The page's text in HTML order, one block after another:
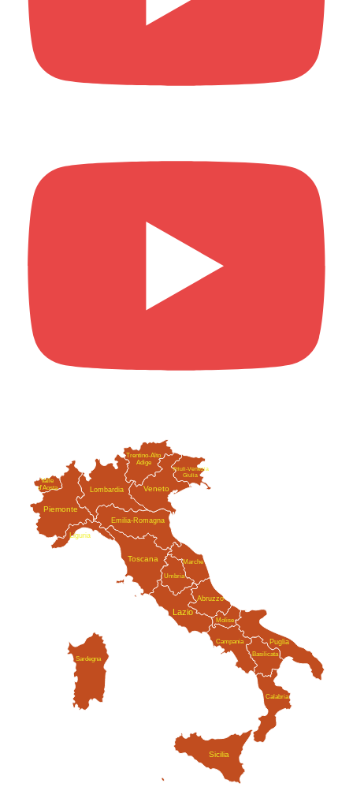
Abruzzo
Valle
d'Aosta
Puglia
Basilicata
Calabria
Campania
Emilia-Romagna
Friuli-Venezia
Giulia
Lazio
Liguria
Lombardia
Marche
Molise
Piemonte
Sardegna
Sicilia
Trentino-Alto
Adige
Toscana
Umbria
Veneto